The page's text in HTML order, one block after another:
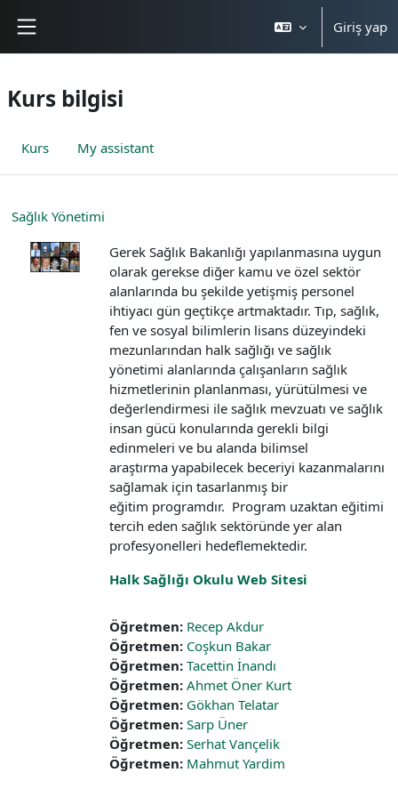
Giriş yap
Kurs bilgisi
Kurs My assistant
Sağlık Yönetimi
Gerek Sağlık Bakanlığı yapılanmasına uygun
olarak gerekse diğer kamu ve özel sektör
alanlarında bu şekilde yetişmiş personel
ihtiyacı gün geçtikçe artmaktadır. Tıp, sağlık,
fen ve sosyal bilimlerin lisans düzeyindeki
mezunlarından halk sağlığı ve sağlık
yönetimi alanlarında çalışanların sağlık
hizmetlerinin planlanması, yürütülmesi ve
değerlendirmesi ile sağlık mevzuatı ve sağlık
insan gücü konularında gerekli bilgi
edinmeleri ve bu alanda bilimsel
araştırma yapabilecek beceriyi kazanmalarını
sağlamak için tasarlanmış bir
eğitim programdır. Program uzaktan eğitimi
tercih eden sağlık sektöründe yer alan
profesyonelleri hedeflemektedir.
Halk Sağlığı Okulu Web Sitesi
Öğretmen: Recep Akdur
Öğretmen: Coşkun Bakar
Öğretmen: Tacettin İnandı
Öğretmen: Ahmet Öner Kurt
Öğretmen: Gökhan Telatar
Öğretmen: Sarp Üner
Öğretmen: Serhat Vançelik
Öğretmen: Mahmut Yardim